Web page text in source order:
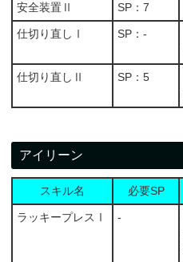
安全装置Ⅱ SP：7
仕切り直しⅠ SP：-
仕切り直しⅡ SP：5
アイリーン
スキル名 必要SP
ラッキープレスⅠ -